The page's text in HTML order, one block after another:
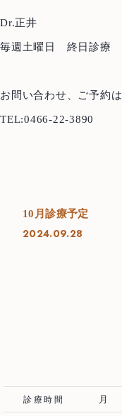
トップTop
お知らせNews
根管治療
Dr.正井
毎週土曜日 終日診療
お問い合わせ、ご予約
TEL:0466-22-3890
10月診療予定
2024.09.28
診療時間 月